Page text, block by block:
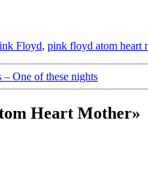
Floyd, pink floyd atom heart
– One of these nights
Heart Mother»